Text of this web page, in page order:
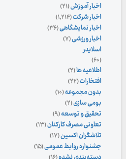
اخبار آموزش(۲۱)
اخبار شرکت(۱,۲۱۴)
اخبار نمایشگاهی(۳۶)
اخبار ورزشی(۷)
اسلایدر
(۶۰)
اطلاعیه ها(۲)
افتخارات(۲۲)
بدون مجموعه(۱۰)
بومی سازی(۲)
تحقیق و توسعه(۹)
تعاونی مصرف کارکنان(۱۳)
تلاشگران اکسین(۱۷)
جشنواره روابط عمومی(۱۵)